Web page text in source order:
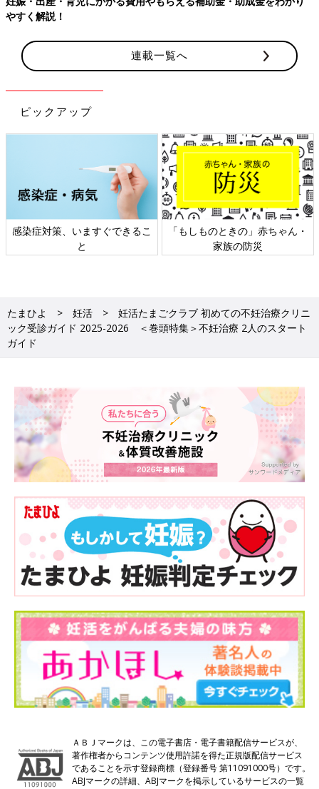
連載一覧へ
ピックアップ
日本外来小児科学会リーフレッ
ト検討会
六星占術 細木かおりさんの人生
相談
たまひよ 妊活
妊活たまごクラブ 初めての不妊治療クリニ
ック受診ガイド 2025-2026 ＜巻頭特集＞不妊治療 2人のスタート
ガイド
ＡＢＪマークは、この電子書店・電子書籍配信サービスが、
著作権者からコンテンツ使用許諾を得た正規版配信サービス
であることを示す登録商標（登録番号 第11091000号）です。
ABJマークの詳細、ABJマークを掲示しているサービスの一覧